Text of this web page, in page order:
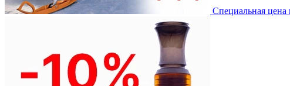
Специальная цена